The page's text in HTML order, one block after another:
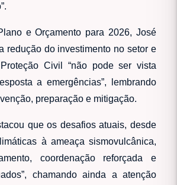
e Orçamento para 2026, José
redução do investimento no setor e
Civil “não pode ser vista
a emergências”, lembrando
preparação e mitigação.
que os desafios atuais, desde
à ameaça sismovulcânica,
coordenação reforçada e
chamando ainda a atenção